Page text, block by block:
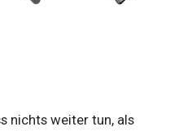
nichts weiter tun, als